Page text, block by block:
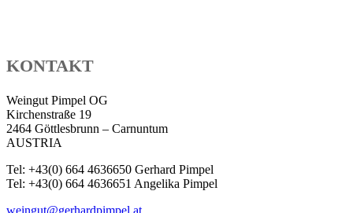
KONTAKT
Weingut Pimpel OG
Kirchenstraße 19
2464 Göttlesbrunn – Carnuntum
AUSTRIA
Tel: +43(0) 664 4636650 Gerhard Pimpel
Tel: +43(0) 664 4636651 Angelika Pimpel
weingut@gerhardpimpel.at